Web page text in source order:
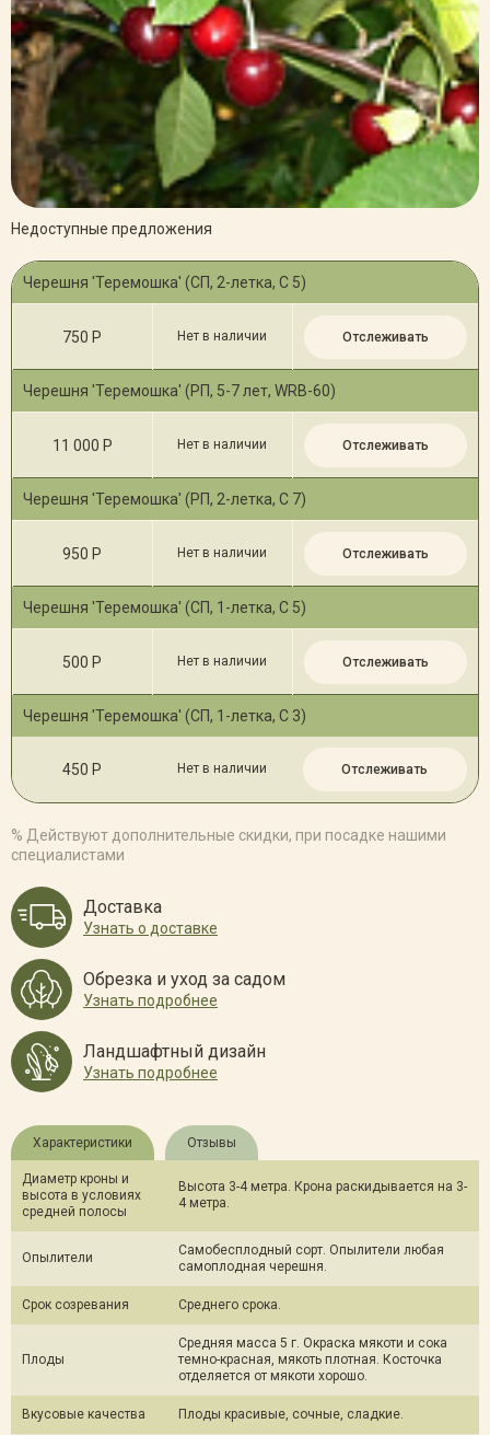
Недоступные предложения
Черешня 'Теремошка' (СП, 2-летка, С 5)
750 Р Нет в наличии Отслеживать
Черешня 'Теремошка' (РП, 5-7 лет, WRB-60)
11 000 Р Нет в наличии Отслеживать
Черешня 'Теремошка' (РП, 2-летка, С 7)
950 Р Нет в наличии Отслеживать
Черешня 'Теремошка' (СП, 1-летка, С 5)
500 Р Нет в наличии Отслеживать
Черешня 'Теремошка' (СП, 1-летка, С 3)
450 Р Нет в наличии Отслеживать
% Действуют дополнительные скидки, при посадке нашими
специалистами
Доставка
Узнать о доставке
Обрезка и уход за садом
Узнать подробнее
Ландшафтный дизайн
Узнать подробнее
Характеристики Отзывы
Диаметр кроны и
высота в условиях
средней полосы
Высота 3-4 метра. Крона раскидывается на 3-
4 метра.
Опылители
Самобесплодный сорт. Опылители любая
самоплодная черешня.
Срок созревания Cреднего срока.
Плоды
Средняя масса 5 г. Окраска мякоти и сока
темно-красная, мякоть плотная. Косточка
отделяется от мякоти хорошо.
Вкусовые качества Плоды красивые, сочные, сладкие.